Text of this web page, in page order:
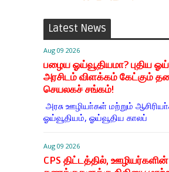
Latest News
Aug 09 2026
பழைய ஓய்வூதியமா? புதிய
அரசிடம் விளக்கம் கேட்கும்
செயலகச் சங்கம்!
அரசு ஊழியா்கள் மற்றும்
ஓய்வூதியம், ஓய்வூதிய காலப்
Aug 09 2026
CPS திட்டத்தில், ஊழியர்களின்